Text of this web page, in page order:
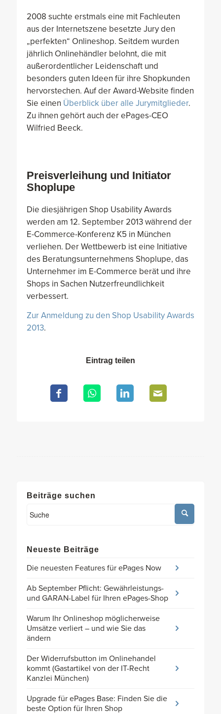
2008 suchte erstmals eine mit Fachleuten
aus der Internetszene besetzte Jury den
„perfekten“ Onlineshop. Seitdem wurden
jährlich Onlinehändler belohnt, die mit
außerordentlicher Leidenschaft und
besonders guten Ideen für ihre Shopkunden
hervorstechen. Auf der Award-Website finden
Sie einen Überblick über alle Jurymitglieder.
Zu ihnen gehört auch der ePages-CEO
Wilfried Beeck.
Preisverleihung und Initiator
Shoplupe
Die diesjährigen Shop Usability Awards
werden am 12. September 2013 während der
E-Commerce-Konferenz K5 in München
verliehen. Der Wettbewerb ist eine Initiative
des Beratungsunternehmens Shoplupe, das
Unternehmer im E-Commerce berät und ihre
Shops in Sachen Nutzerfreundlichkeit
verbessert.
Zur Anmeldung zu den Shop Usability Awards
2013.
Eintrag teilen
Beiträge suchen
Neueste Beiträge
Die neuesten Features für ePages Now
Ab September Pflicht: Gewährleistungs-
und GARAN-Label für Ihren ePages-Shop
Warum Ihr Onlineshop möglicherweise
Umsätze verliert – und wie Sie das
ändern
Der Widerrufsbutton im Onlinehandel
kommt (Gastartikel von der IT-Recht
Kanzlei München)
Upgrade für ePages Base: Finden Sie die
beste Option für Ihren Shop